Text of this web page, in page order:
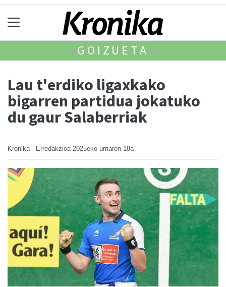
GOIZUETA
Lau t'erdiko ligaxkako
bigarren partidua jokatuko
du gaur Salaberriak
Kronika - Erredakzioa 2025eko urriaren 18a